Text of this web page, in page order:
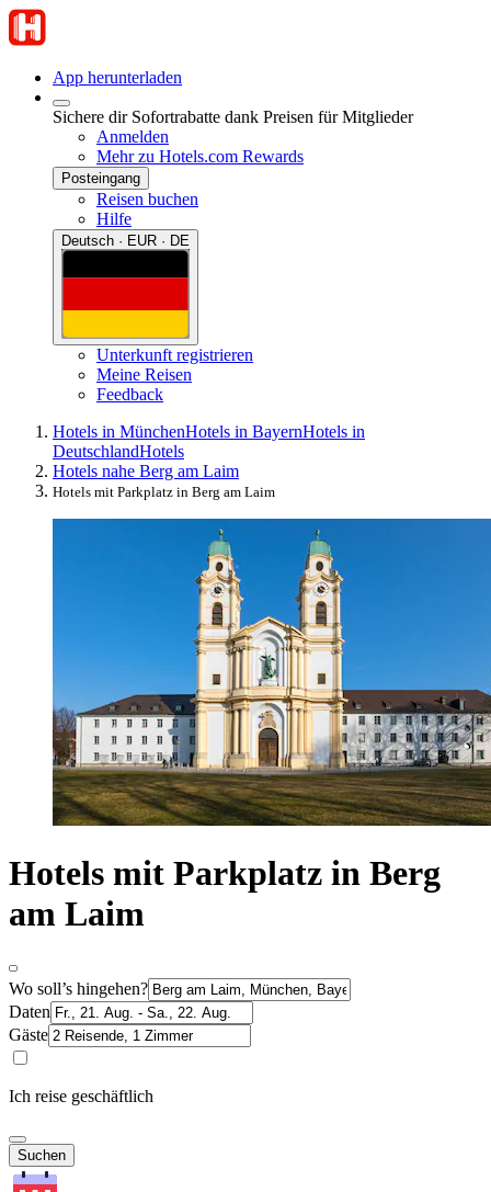
App herunterladen
Sichere dir Sofortrabatte dank Preisen für Mitglieder
Anmelden
Mehr zu Hotels.com Rewards
Posteingang
Reisen buchen
Hilfe
Deutsch · EUR · DE
Unterkunft registrieren
Meine Reisen
Feedback
Hotels in MünchenHotels in BayernHotels in
DeutschlandHotels
Hotels nahe Berg am Laim
Hotels mit Parkplatz in Berg am Laim
Hotels mit Parkplatz in Berg
am Laim
Wo soll’s hingehen?
Daten
Gäste
Ich reise geschäftlich
Suchen